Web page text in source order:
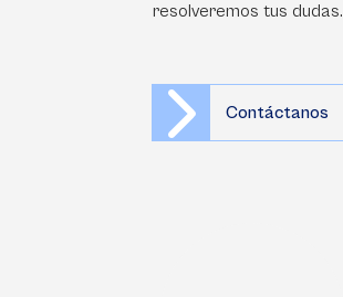
resolveremos tus dudas.
Contáctanos